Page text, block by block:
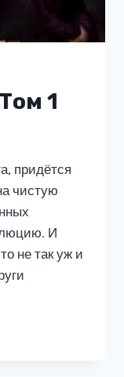
1
придётся
чистую
И
не так уж и